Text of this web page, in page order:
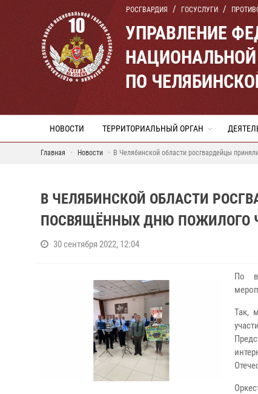
РОСГВАРДИЯ ГОСУСЛУГИ
УПРАВЛЕНИЕ
ПО
НОВОСТИ ТЕРРИТОРИАЛЬНЫЙ ОРГАН
Главная Новости В Челябинской области росгвардейцы
В ЧЕЛЯБИНСКОЙ ОБЛАСТИ
ПОСВЯЩЁННЫХ ДНЮ ПОЖИЛОГО
30 сентября 2022, 12:04
По
Так,